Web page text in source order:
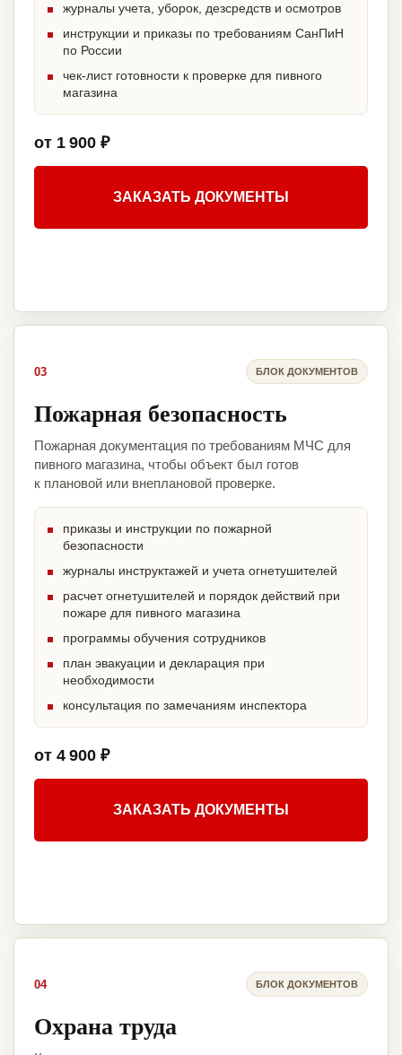
журналы учета, уборок, дезсредств и осмотров
инструкции и приказы по требованиям СанПиН
по России
чек-лист готовности к проверке для пивного
магазина
от 1 900 ₽
ЗАКАЗАТЬ ДОКУМЕНТЫ
03 БЛОК ДОКУМЕНТОВ
Пожарная безопасность
Пожарная документация по требованиям МЧС для
пивного магазина, чтобы объект был готов
к плановой или внеплановой проверке.
приказы и инструкции по пожарной
безопасности
журналы инструктажей и учета огнетушителей
расчет огнетушителей и порядок действий при
пожаре для пивного магазина
программы обучения сотрудников
план эвакуации и декларация при
необходимости
консультация по замечаниям инспектора
от 4 900 ₽
ЗАКАЗАТЬ ДОКУМЕНТЫ
04 БЛОК ДОКУМЕНТОВ
Охрана труда